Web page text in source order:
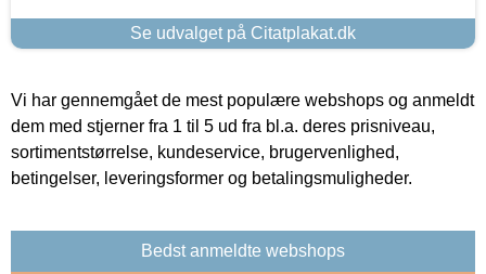
Se udvalget på Citatplakat.dk
Vi har gennemgået de mest populære webshops og anmeldt
dem med stjerner fra 1 til 5 ud fra bl.a. deres prisniveau,
sortimentstørrelse, kundeservice, brugervenlighed,
betingelser, leveringsformer og betalingsmuligheder.
Bedst anmeldte webshops